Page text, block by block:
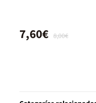
8,00€
7,60€